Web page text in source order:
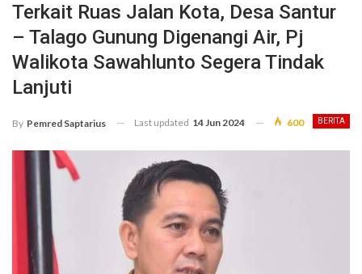
Terkait Ruas Jalan Kota, Desa Santur
– Talago Gunung Digenangi Air, Pj
Walikota Sawahlunto Segera Tindak
Lanjuti
BERITA
By Pemred Saptarius Last updated 14 Jun 2024 600